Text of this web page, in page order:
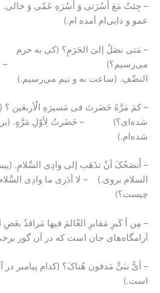
– جِئتُ مَعَ أسُرَتی وَ أسُرَهِ عَمّی وَ خالی. (با
عمو و دایی‌ام آمده ام.)
– مَتی نصَلُ إلیَ الحَرَمِ؟ (کی به حرم
می‌رسیم؟) – نصِلُ فِی
النصِّفِ. (ساعت نه و نیم می‌رسیم.)
– کمَ مَرَّهً حَضَرتَ فی مَسیرَهِ الْأربعَین ؟
شده‌ای؟) – حَضَرتُ لِأوّلِ مَرَّهٍ.
شده‌ام.)
– أَنصَحُکَ أنْ تذَهَب إلی وادِی السَّلامِ.
السلام بروی.) – لا أدَری ما وادِی
چیست؟)
– مِن أ کَبرِ مَقابرِ العْالمَ فیها مَراقدُ بعَضِ
آرامگاه‌های جان است که در آن گور
– أیُّ نبَیٍّ مَدفون هُناکَ؟ (کدام پیامبر
است.)